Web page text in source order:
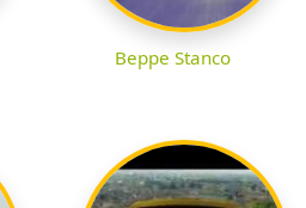
Beppe Stanco